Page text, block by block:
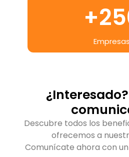
Empresas
+
Descubre todos los
ofrecemos a
Comunícate ahora con